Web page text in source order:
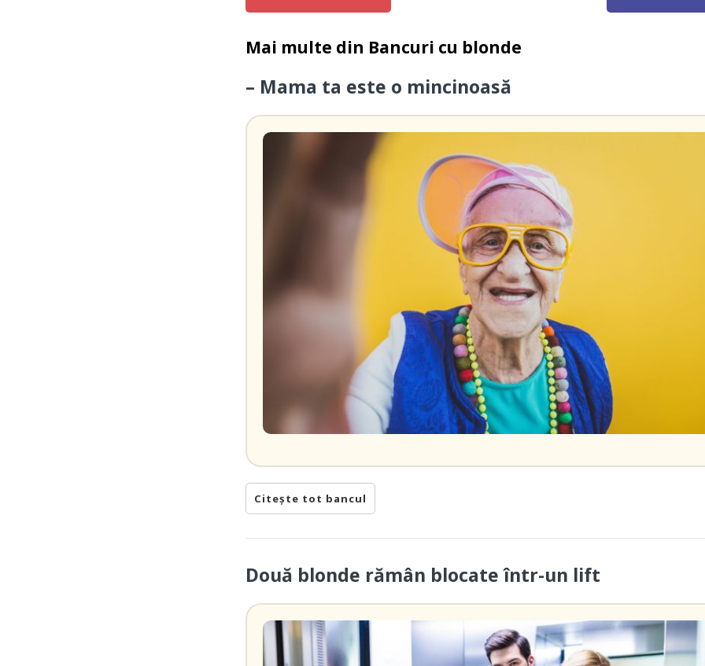
Mai multe din Bancuri cu blonde
– Mama ta este o mincinoasă
Citește tot bancul
Două blonde rămân blocate într-un lift